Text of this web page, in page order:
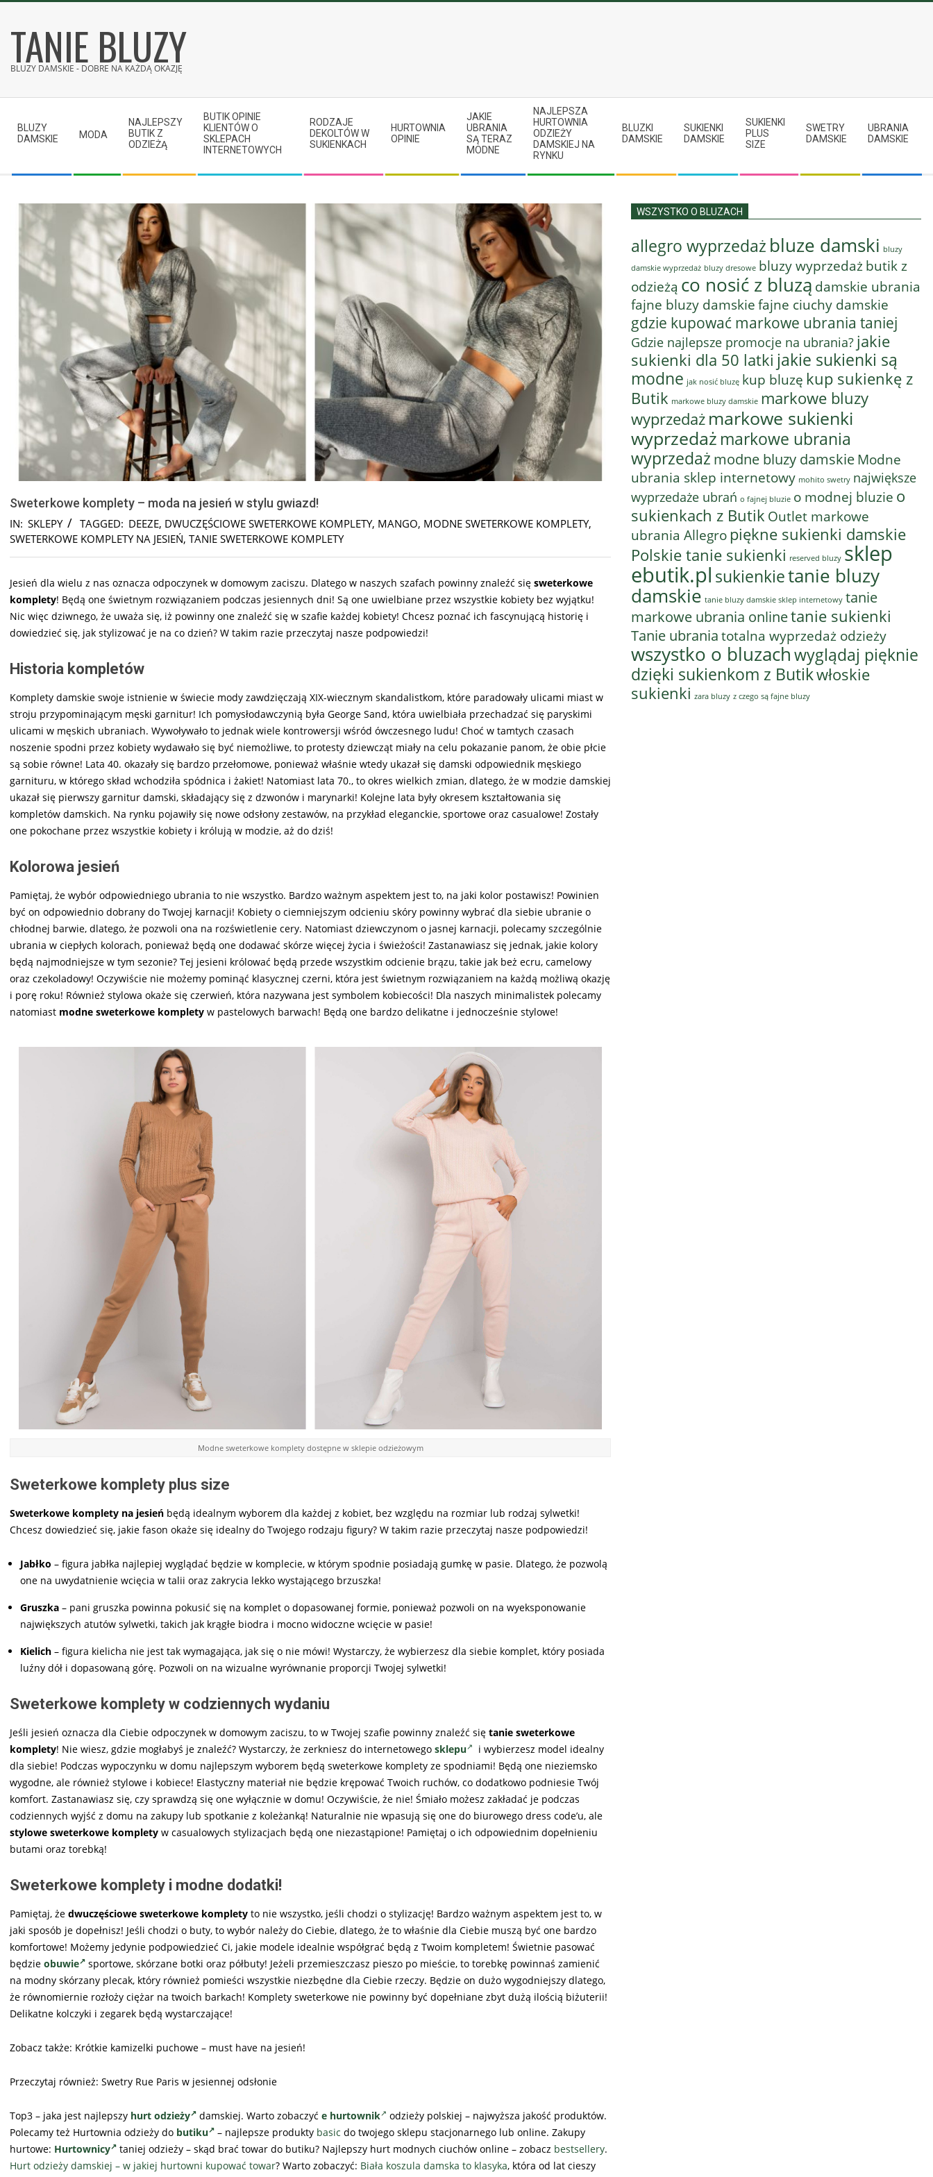
content
TANIE BLUZY
BLUZY DAMSKIE - DOBRE NA KAŻDĄ OKAZJĘ
Navigation
Menu
BLUZY
DAMSKIE
MODA
NAJLEPSZY
BUTIK Z
ODZIEŻĄ
BUTIK OPINIE
KLIENTÓW O
SKLEPACH
INTERNETOWYCH
RODZAJE
DEKOLTÓW W
SUKIENKACH
HURTOWNIA
OPINIE
JAKIE
UBRANIA
SĄ TERAZ
MODNE
NAJLEPSZA
HURTOWNIA
ODZIEŻY
DAMSKIEJ NA
RYNKU
BLUZKI
DAMSKIE
SUKIENKI
DAMSKIE
SUKIENKI
PLUS
SIZE
SWETRY
DAMSKIE
UBRANIA
DAMSKIE
Sweterkowe komplety – moda na jesień w stylu gwiazd!
IN: SKLEPY TAGGED: DEEZE, DWUCZĘŚCIOWE SWETERKOWE KOMPLETY, MANGO, MODNE SWETERKOWE KOMPLETY,
SWETERKOWE KOMPLETY NA JESIEŃ, TANIE SWETERKOWE KOMPLETY
Jesień dla wielu z nas oznacza odpoczynek w domowym zaciszu. Dlatego w naszych szafach powinny znaleźć się sweterkowe
komplety! Będą one świetnym rozwiązaniem podczas jesiennych dni! Są one uwielbiane przez wszystkie kobiety bez wyjątku!
Nic więc dziwnego, że uważa się, iż powinny one znaleźć się w szafie każdej kobiety! Chcesz poznać ich fascynującą historię i
dowiedzieć się, jak stylizować je na co dzień? W takim razie przeczytaj nasze podpowiedzi!
Historia kompletów
Komplety damskie swoje istnienie w świecie mody zawdzięczają XIX-wiecznym skandalistkom, które paradowały ulicami miast w
stroju przypominającym męski garnitur! Ich pomysłodawczynią była George Sand, która uwielbiała przechadzać się paryskimi
ulicami w męskich ubraniach. Wywoływało to jednak wiele kontrowersji wśród ówczesnego ludu! Choć w tamtych czasach
noszenie spodni przez kobiety wydawało się być niemożliwe, to protesty dziewcząt miały na celu pokazanie panom, że obie płcie
są sobie równe! Lata 40. okazały się bardzo przełomowe, ponieważ właśnie wtedy ukazał się damski odpowiednik męskiego
garnituru, w którego skład wchodziła spódnica i żakiet! Natomiast lata 70., to okres wielkich zmian, dlatego, że w modzie damskiej
ukazał się pierwszy garnitur damski, składający się z dzwonów i marynarki! Kolejne lata były okresem kształtowania się
kompletów damskich. Na rynku pojawiły się nowe odsłony zestawów, na przykład eleganckie, sportowe oraz casualowe! Zostały
one pokochane przez wszystkie kobiety i królują w modzie, aż do dziś!
Kolorowa jesień
Pamiętaj, że wybór odpowiedniego ubrania to nie wszystko. Bardzo ważnym aspektem jest to, na jaki kolor postawisz! Powinien
być on odpowiednio dobrany do Twojej karnacji! Kobiety o ciemniejszym odcieniu skóry powinny wybrać dla siebie ubranie o
chłodnej barwie, dlatego, że pozwoli ona na rozświetlenie cery. Natomiast dziewczynom o jasnej karnacji, polecamy szczególnie
ubrania w ciepłych kolorach, ponieważ będą one dodawać skórze więcej życia i świeżości! Zastanawiasz się jednak, jakie kolory
będą najmodniejsze w tym sezonie? Tej jesieni królować będą przede wszystkim odcienie brązu, takie jak beż ecru, camelowy
oraz czekoladowy! Oczywiście nie możemy pominąć klasycznej czerni, która jest świetnym rozwiązaniem na każdą możliwą okazję
i porę roku! Również stylowa okaże się czerwień, która nazywana jest symbolem kobiecości! Dla naszych minimalistek polecamy
natomiast modne sweterkowe komplety w pastelowych barwach! Będą one bardzo delikatne i jednocześnie stylowe!
Modne sweterkowe komplety dostępne w sklepie odzieżowym
Sweterkowe komplety plus size
Sweterkowe komplety na jesień będą idealnym wyborem dla każdej z kobiet, bez względu na rozmiar lub rodzaj sylwetki!
Chcesz dowiedzieć się, jakie fason okaże się idealny do Twojego rodzaju figury? W takim razie przeczytaj nasze podpowiedzi!
Jabłko – figura jabłka najlepiej wyglądać będzie w komplecie, w którym spodnie posiadają gumkę w pasie. Dlatego, że pozwolą
one na uwydatnienie wcięcia w talii oraz zakrycia lekko wystającego brzuszka!
Gruszka – pani gruszka powinna pokusić się na komplet o dopasowanej formie, ponieważ pozwoli on na wyeksponowanie
największych atutów sylwetki, takich jak krągłe biodra i mocno widoczne wcięcie w pasie!
Kielich – figura kielicha nie jest tak wymagająca, jak się o nie mówi! Wystarczy, że wybierzesz dla siebie komplet, który posiada
luźny dół i dopasowaną górę. Pozwoli on na wizualne wyrównanie proporcji Twojej sylwetki!
Sweterkowe komplety w codziennych wydaniu
Jeśli jesień oznacza dla Ciebie odpoczynek w domowym zaciszu, to w Twojej szafie powinny znaleźć się tanie sweterkowe
komplety! Nie wiesz, gdzie mogłabyś je znaleźć? Wystarczy, że zerkniesz do internetowego sklepu
i wybierzesz model idealny
dla siebie! Podczas wypoczynku w domu najlepszym wyborem będą sweterkowe komplety ze spodniami! Będą one nieziemsko
wygodne, ale również stylowe i kobiece! Elastyczny materiał nie będzie krępować Twoich ruchów, co dodatkowo podniesie Twój
komfort. Zastanawiasz się, czy sprawdzą się one wyłącznie w domu! Oczywiście, że nie! Śmiało możesz zakładać je podczas
codziennych wyjść z domu na zakupy lub spotkanie z koleżanką! Naturalnie nie wpasują się one do biurowego dress code’u, ale
stylowe sweterkowe komplety w casualowych stylizacjach będą one niezastąpione! Pamiętaj o ich odpowiednim dopełnieniu
butami oraz torebką!
Sweterkowe komplety i modne dodatki!
Pamiętaj, że dwuczęściowe sweterkowe komplety to nie wszystko, jeśli chodzi o stylizację! Bardzo ważnym aspektem jest to, w
jaki sposób je dopełnisz! Jeśli chodzi o buty, to wybór należy do Ciebie, dlatego, że to właśnie dla Ciebie muszą być one bardzo
komfortowe! Możemy jedynie podpowiedzieć Ci, jakie modele idealnie współgrać będą z Twoim kompletem! Świetnie pasować
będzie obuwie
sportowe, skórzane botki oraz półbuty! Jeżeli przemieszczasz pieszo po mieście, to torebkę powinnaś zamienić
na modny skórzany plecak, który również pomieści wszystkie niezbędne dla Ciebie rzeczy. Będzie on dużo wygodniejszy dlatego,
że równomiernie rozłoży ciężar na twoich barkach! Komplety sweterkowe nie powinny być dopełniane zbyt dużą ilością biżuterii!
Delikatne kolczyki i zegarek będą wystarczające!
Zobacz także: Krótkie kamizelki puchowe – must have na jesień!
Przeczytaj również: Swetry Rue Paris w jesiennej odsłonie
Top3 – jaka jest najlepszy hurt odzieży damskiej. Warto zobaczyć e hurtownik
odzieży polskiej – najwyższa jakość produktów.
Polecamy też Hurtownia odzieży do butiku – najlepsze produkty basic do twojego sklepu stacjonarnego lub online. Zakupy
hurtowe: Hurtownicy taniej odzieży – skąd brać towar do butiku? Najlepszy hurt modnych ciuchów online – zobacz bestsellery.
Hurt odzieży damskiej – w jakiej hurtowni kupować towar? Warto zobaczyć: Biała koszula damska to klasyka, która od lat cieszy
WSZYSTKO O BLUZACH
allegro wyprzedaż bluze damski bluzy
damskie wyprzedaż bluzy dresowe bluzy wyprzedaż butik z
odzieżą co nosić z bluzą damskie ubrania
fajne bluzy damskiefajne ciuchy damskie
gdzie kupować markowe ubrania taniej
Gdzie najlepsze promocje na ubrania? jakie
sukienki dla 50 latki jakie sukienki są
modne jak nosić bluzę kup bluzę kup sukienkę z
Butik markowe bluzy damskie markowe bluzy
wyprzedaż markowe sukienki
wyprzedaż markowe ubrania
wyprzedaż modne bluzy damskie Modne
ubrania sklep internetowy mohito swetry największe
wyprzedaże ubrań o fajnej bluzie o modnej bluzie o
sukienkach z Butik Outlet markowe
ubrania Allegropiękne sukienki damskie
Polskie tanie sukienki reserved bluzy sklep
ebutik.pl sukienkietanie bluzy
damskie tanie bluzy damskie sklep internetowy tanie
markowe ubrania onlinetanie sukienki
Tanie ubrania totalna wyprzedaż odzieży
wszystko o bluzachwyglądaj pięknie
dzięki sukienkom z Butikwłoskie
sukienki zara bluzy z czego są fajne bluzy